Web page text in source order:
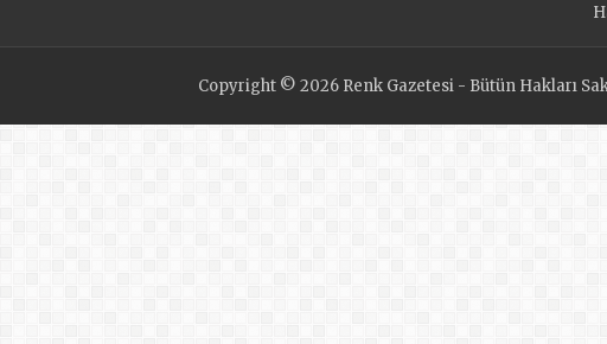
Copyright © 2026 Renk Gazetesi - Bütün Hakları